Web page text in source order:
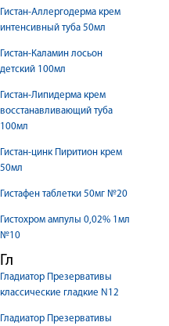
Гистан-Аллергодерма крем
интенсивный туба 50мл
Гистан-Каламин лосьон
детский 100мл
Гистан-Липидерма крем
восстанавливающий туба
100мл
Гистан-цинк Пиритион крем
50мл
Гистафен таблетки 50мг №20
Гистохром ампулы 0,02% 1мл
№10
Гл
Гладиатор Презервативы
классические гладкие N12
Гладиатор Презервативы